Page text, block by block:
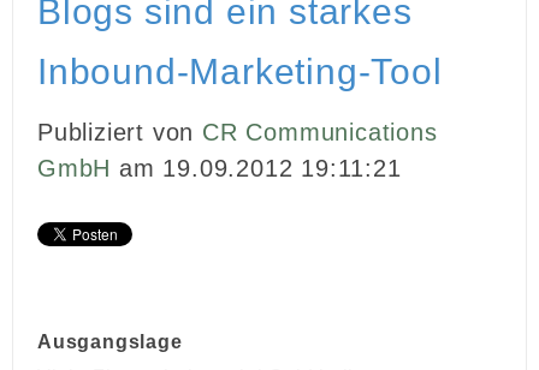
Blogs sind ein starkes
Inbound-Marketing-Tool
Publiziert von CR Communications
GmbH am 19.09.2012 19:11:21
Ausgangslage